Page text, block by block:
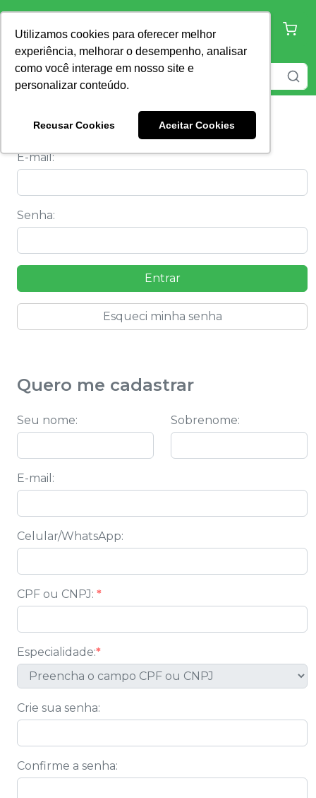
Utilizamos cookies para oferecer melhor
experiência, melhorar o desempenho, analisar
como você interage em nosso site e
personalizar conteúdo.
Recusar Cookies Aceitar Cookies
Já tenho cadastro
E-mail:
Senha:
Entrar
Esqueci minha senha
Quero me cadastrar
Seu nome: Sobrenome:
E-mail :
Celular/WhatsApp:
CPF ou CNPJ: *
Especialidade:*
Crie sua senha:
Confirme a senha: